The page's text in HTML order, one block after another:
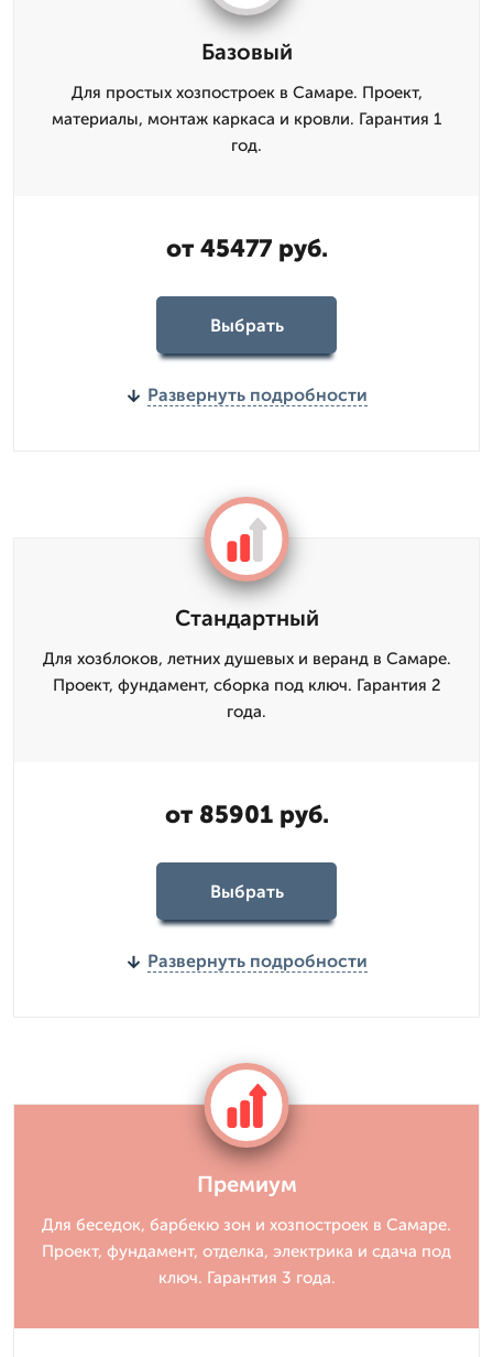
Базовый
Для простых хозпостроек в Самаре. Проект,
материалы, монтаж каркаса и кровли. Гарантия 1
год.
от 45477 руб.
Выбрать
Развернуть подробности
Стандартный
Для хозблоков, летних душевых и веранд в Самаре.
Проект, фундамент, сборка под ключ. Гарантия 2
года.
от 85901 руб.
Выбрать
Развернуть подробности
Премиум
Для беседок, барбекю зон и хозпостроек в Самаре.
Проект, фундамент, отделка, электрика и сдача под
ключ. Гарантия 3 года.